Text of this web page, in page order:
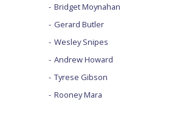
Bridget Moynahan
Gerard Butler
Wesley Snipes
Andrew Howard
Tyrese Gibson
Rooney Mara